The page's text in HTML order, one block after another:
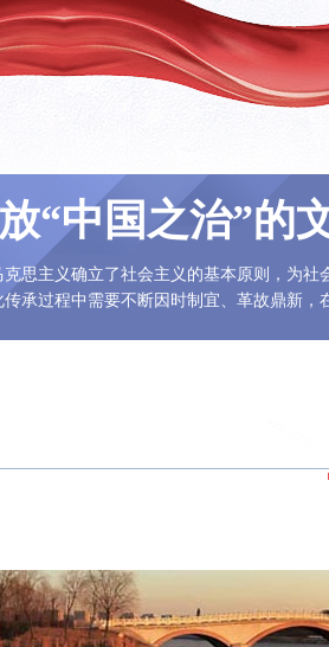
“中国之治”的
克思主义确立了社会主义的基本原则，为
传承过程中需要不断因时制宜、革故鼎新，